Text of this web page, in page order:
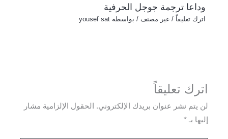
وداعا ترجمة جوجل الحرفية
اترك تعليقاً /غير مصنف / بواسطة yousef sat
اترك تعليقاً
لن يتم نشر عنوان بريدك الإلكتروني.
الحقول الإلزامية مشار
إليها بـ*